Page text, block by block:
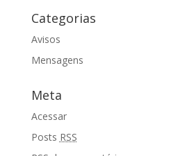
Categorias
Avisos
Mensagens
Meta
Acessar
Posts RSS